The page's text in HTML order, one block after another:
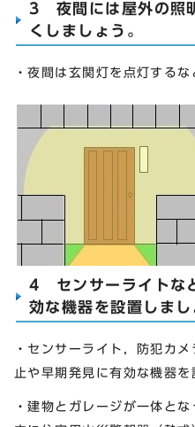
3 夜間には屋外の照
くしましょう。
・夜間は玄関灯を点灯する
4 センサーライトな
効な機器を設置しまし
・センサーライト，防犯カ
止や早期発見に有効な機器を
・建物とガレージが一体と